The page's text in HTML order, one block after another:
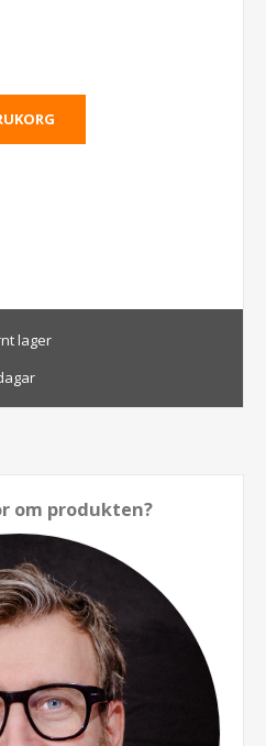
lager
om produkten?